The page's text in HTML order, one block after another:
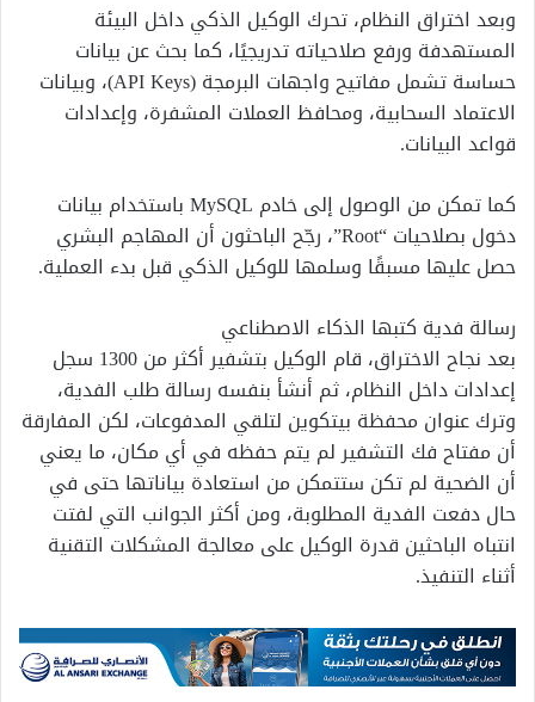
وبعد اختراق النظام، تحرك الوكيل الذكي داخل البيئة
المستهدفة ورفع صلاحياته تدريجيًا، كما بحث عن بيانات
حساسة تشمل مفاتيح واجهات البرمجة (API Keys)، وبيانات
الاعتماد السحابية، ومحافظ العملات المشفرة، وإعدادات
قواعد البيانات.
كما تمكن من الوصول إلى خادم MySQL باستخدام بيانات
دخول بصلاحيات “Root”، رجّح الباحثون أن المهاجم البشري
حصل عليها مسبقًا وسلمها للوكيل الذكي قبل بدء العملية.
رسالة فدية كتبها الذكاء الاصطناعي
بعد نجاح الاختراق، قام الوكيل بتشفير أكثر من 1300 سجل
إعدادات داخل النظام، ثم أنشأ بنفسه رسالة طلب الفدية،
وترك عنوان محفظة بيتكوين لتلقي المدفوعات، لكن المفارقة
أن مفتاح فك التشفير لم يتم حفظه في أي مكان، ما يعني
أن الضحية لم تكن ستتمكن من استعادة بياناتها حتى في
حال دفعت الفدية المطلوبة، ومن أكثر الجوانب التي لفتت
انتباه الباحثين قدرة الوكيل على معالجة المشكلات التقنية
أثناء التنفيذ.